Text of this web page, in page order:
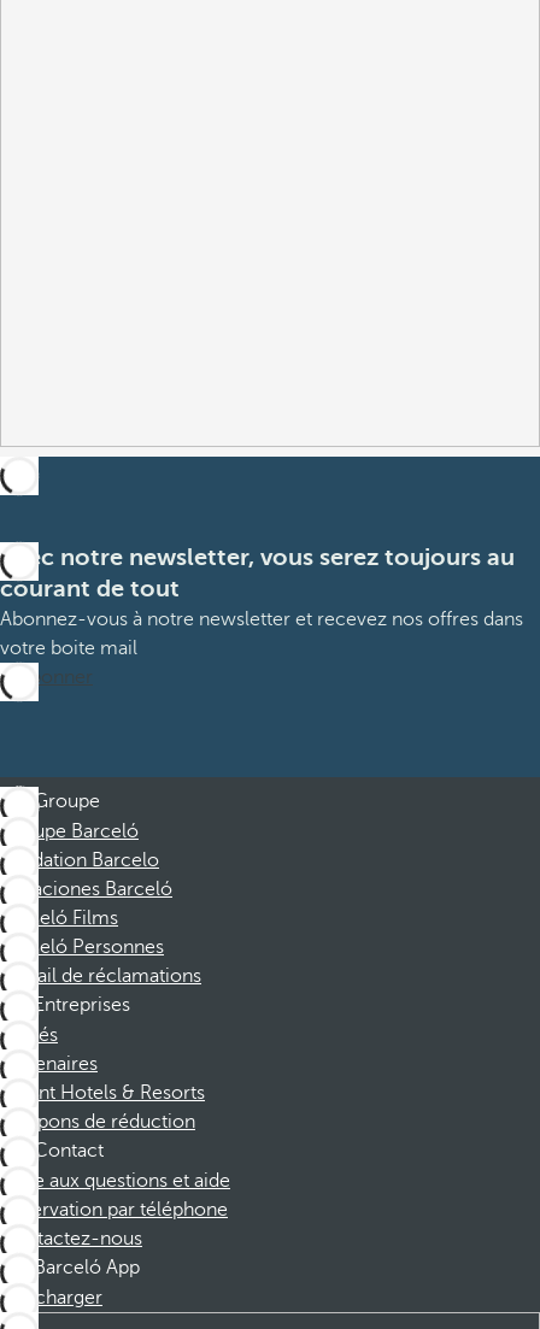
Avec notre newsletter, vous serez toujours au
courant de tout
Abonnez-vous à notre newsletter et recevez nos offres dans
votre boite mail
M’abonner
Groupe
Groupe Barceló
Fondation Barcelo
Vacaciones Barceló
Barceló Films
Barceló Personnes
Portail de réclamations
Entreprises
Affiliés
Partenaires
Dorint Hotels & Resorts
Coupons de réduction
Contact
Foire aux questions et aide
Réservation par téléphone
Contactez-nous
Barceló App
Télécharger